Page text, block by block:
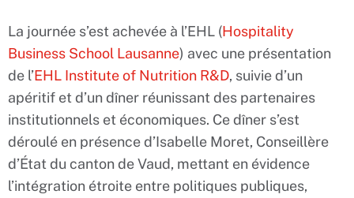
La journée s’est achevée à l’EHL (Hospitality
Business School Lausanne) avec une présentation
de l’EHL Institute of Nutrition R&D, suivie d’un
apéritif et d’un dîner réunissant des partenaires
institutionnels et économiques. Ce dîner s’est
déroulé en présence d’Isabelle Moret, Conseillère
d’État du canton de Vaud, mettant en évidence
l’intégration étroite entre politiques publiques,